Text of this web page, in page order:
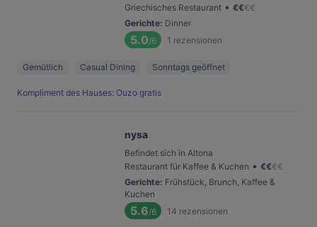
Griechisches Restaurant • €€€€
Gerichte: Dinner
5.0/6 1 rezensionen
Gemütlich Casual Dining Sonntags geöffnet
Kompliment des Hauses: Ouzo gratis
nysa
Befindet sich in Altona
Restaurant für Kaffee & Kuchen • €€€€
Gerichte: Frühstück, Brunch, Kaffee &
Kuchen
5.6/6 14 rezensionen